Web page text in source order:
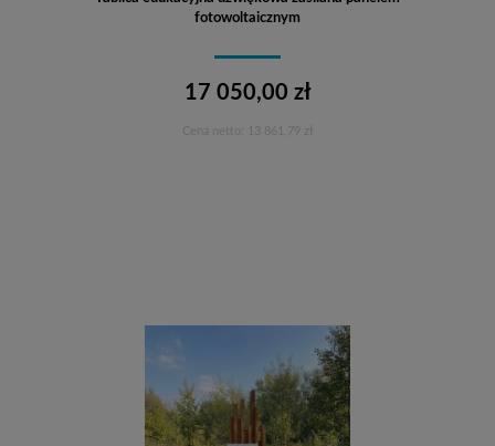
fotowoltaicznym
17 050,00 zł
13 861,79 zł